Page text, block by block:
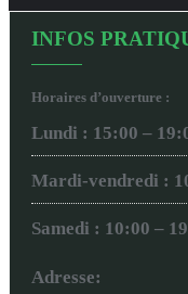
INFOS
Horaires d’ouverture :
Lundi : 15:00 –
Mardi-vendredi :
Samedi : 10:00 –
Adresse: